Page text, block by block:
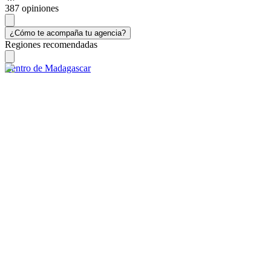
387 opiniones
¿Cómo te acompaña tu agencia?
Regiones recomendadas
Centro de Madagascar